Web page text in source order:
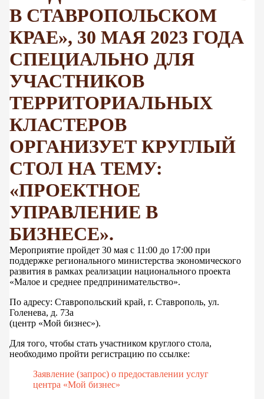
В СТАВРОПОЛЬСКОМ
КРАЕ», 30 МАЯ 2023 ГОДА
СПЕЦИАЛЬНО ДЛЯ
УЧАСТНИКОВ
ТЕРРИТОРИАЛЬНЫХ
КЛАСТЕРОВ
ОРГАНИЗУЕТ КРУГЛЫЙ
СТОЛ НА ТЕМУ:
«ПРОЕКТНОЕ
УПРАВЛЕНИЕ В
БИЗНЕСЕ».
Мероприятие пройдет 30 мая с 11:00 до 17:00 при
поддержке регионального министерства экономического
развития в рамках реализации национального проекта
«Малое и среднее предпринимательство».
По адресу: Ставропольский край, г. Ставрополь, ул.
Голенева, д. 73а
(центр «Мой бизнес»).
Для того, чтобы стать участником круглого стола,
необходимо пройти регистрацию по ссылке:
Заявление (запрос) о предоставлении услуг
центра «Мой бизнес»